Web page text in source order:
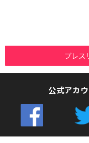
プレス
公式アカ